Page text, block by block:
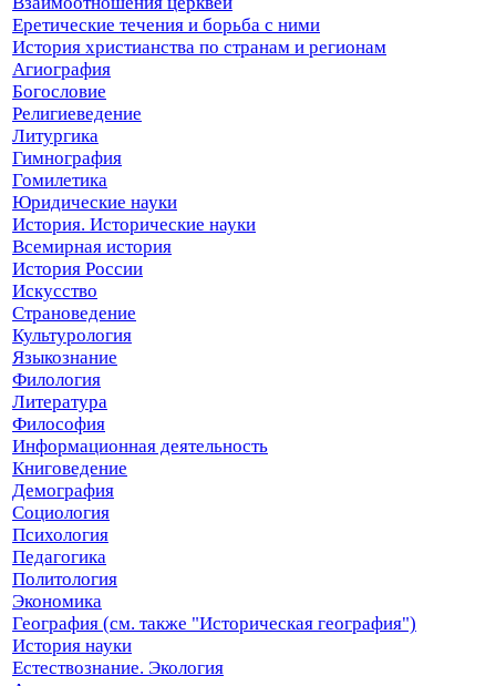
Еретические течения и борьба с ними
История христианства по странам и регионам
Агиография
Богословие
Религиеведение
Литургика
Гимнография
Гомилетика
Юридические науки
История. Исторические науки
Всемирная история
История России
Искусство
Страноведение
Культурология
Языкознание
Филология
Литература
Философия
Информационная деятельность
Книговедение
Демография
Социология
Психология
Педагогика
Политология
Экономика
География (см. также "Историческая география")
История науки
Естествознание. Экология